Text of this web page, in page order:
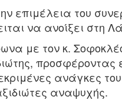
επιμέλεια του
να ανοίξει στη
με τον κ.
προσφέροντας
ανάγκες
αναψυχής.